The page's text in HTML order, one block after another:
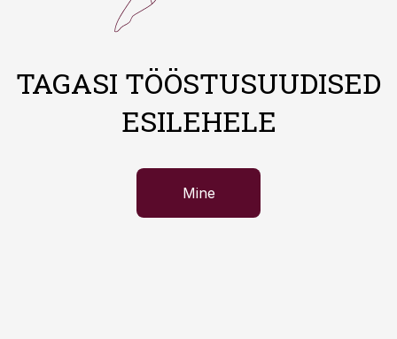
TAGASI TÖÖSTUSUUDISED
ESILEHELE
Mine